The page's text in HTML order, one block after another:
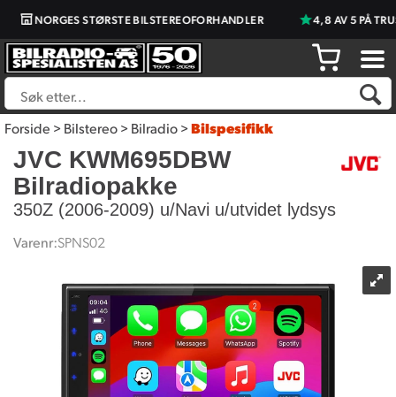
NORGES STØRSTE BILSTEREOFORHANDLER 4,8 AV 5 PÅ
Forside>Bilstereo>Bilradio>Bilspesifikk
JVC KWM695DBW
Bilradiopakke
350Z (2006-2009) u/Navi u/utvidet lydsys
Varenr:SPNS02